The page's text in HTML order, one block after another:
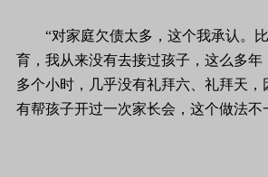
“对家庭欠债太多，这个我承认。比
育，我从来没有去接过孩子，这么多年
多个小时，几乎没有礼拜六、礼拜天，
有帮孩子开过一次家长会，这个做法不